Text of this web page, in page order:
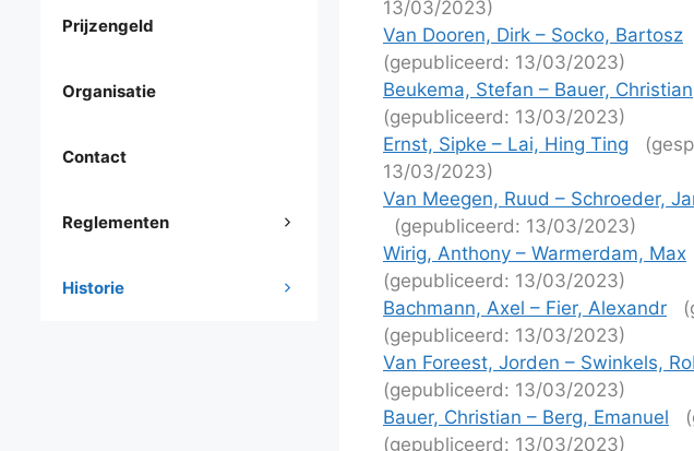
13/03/2023)
Van Dooren, Dirk – Socko, Bartosz
(gepubliceerd: 13/03/2023)
Beukema, Stefan – Bauer, Christian
(gepubliceerd: 13/03/2023)
Ernst, Sipke – Lai, Hing Ting
13/03/2023)
Van Meegen, Ruud – Schroeder,
(gepubliceerd: 13/03/2023)
Wirig, Anthony – Warmerdam, Max
(gepubliceerd: 13/03/2023)
Bachmann, Axel – Fier, Alexandr
(gepubliceerd: 13/03/2023)
Van Foreest, Jorden – Swinkels,
(gepubliceerd: 13/03/2023)
Bauer, Christian – Berg, Emanuel
(gepubliceerd: 13/03/2023)
Prijzengeld
Organisatie
Contact
Reglementen
Historie